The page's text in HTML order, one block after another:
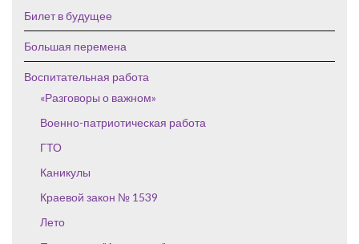
Билет в будущее
Большая перемена
Воспитательная работа
«Разговоры о важном»
Военно-патриотическая работа
ГТО
Каникулы
Краевой закон № 1539
Лето